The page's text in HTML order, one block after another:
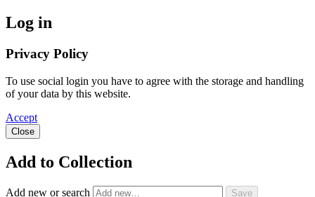
Log in
Privacy Policy
To use social login you have to agree with the storage and handling
of your data by this website.
Accept
Close
Add to Collection
Add new or search